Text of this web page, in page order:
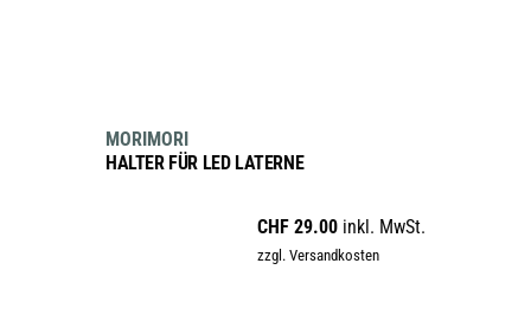
HALTER FÜR LED LATERNE
CHF 29.00 inkl. MwSt.
zzgl. Versandkosten
MORIMORI